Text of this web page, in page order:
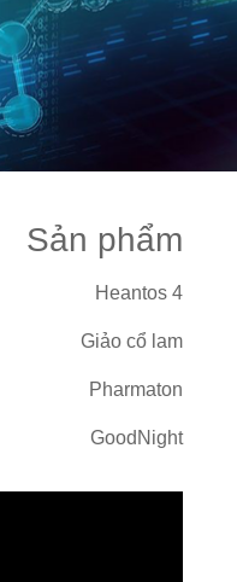
Sản phẩm
Heantos 4
Giảo cổ lam
Pharmaton
GoodNight